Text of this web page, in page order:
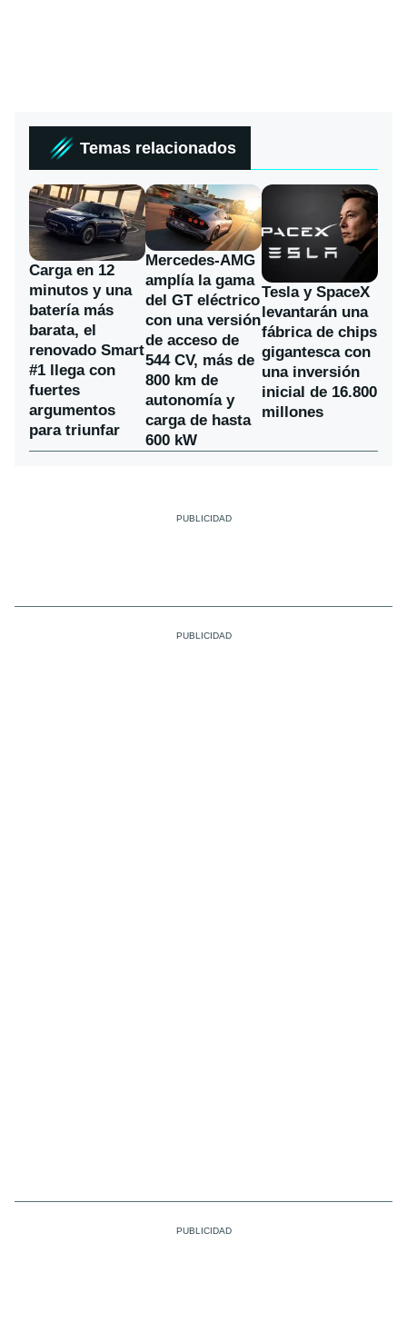
Temas relacionados
Carga en 12
minutos y una
batería más
barata, el
renovado Smart
#1 llega con
fuertes
argumentos
para triunfar
Mercedes-AMG
amplía la gama
del GT eléctrico
con una versión
de acceso de
544 CV, más de
800 km de
autonomía y
carga de hasta
600 kW
Tesla y SpaceX
levantarán una
fábrica de chips
gigantesca con
una inversión
inicial de 16.800
millones